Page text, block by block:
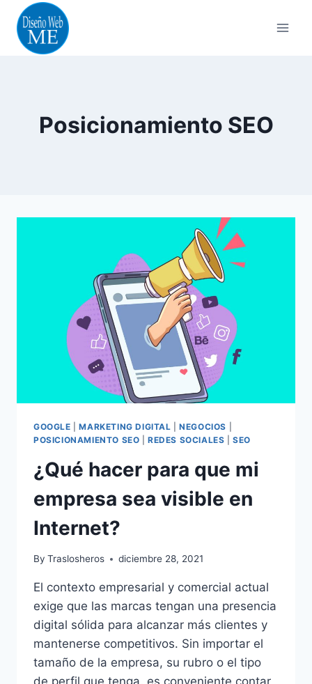
Skip
content
Posicionamiento SEO
GOOGLE |MARKETING DIGITAL |NEGOCIOS
POSICIONAMIENTO SEO |REDES SOCIALES |SEO
¿Qué hacer para que mi
empresa sea visible en
Internet?
By Traslosheros diciembre 28, 2021
El contexto empresarial y comercial actual
exige que las marcas tengan una presencia
digital sólida para alcanzar más clientes y
mantenerse competitivos. Sin importar el
tamaño de la empresa, su rubro o el tipo